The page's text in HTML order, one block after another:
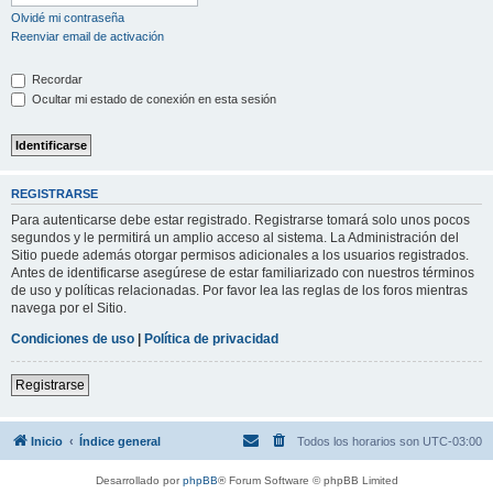
Olvidé mi contraseña
Reenviar email de activación
Recordar
Ocultar mi estado de conexión en esta sesión
REGISTRARSE
Para autenticarse debe estar registrado. Registrarse tomará solo unos pocos
segundos y le permitirá un amplio acceso al sistema. La Administración del
Sitio puede además otorgar permisos adicionales a los usuarios registrados.
Antes de identificarse asegúrese de estar familiarizado con nuestros términos
de uso y políticas relacionadas. Por favor lea las reglas de los foros mientras
navega por el Sitio.
Condiciones de uso | Política de privacidad
Registrarse
Inicio Índice general Todos los horarios son UTC-03:00
Desarrollado porphpBB® Forum Software © phpBB Limited